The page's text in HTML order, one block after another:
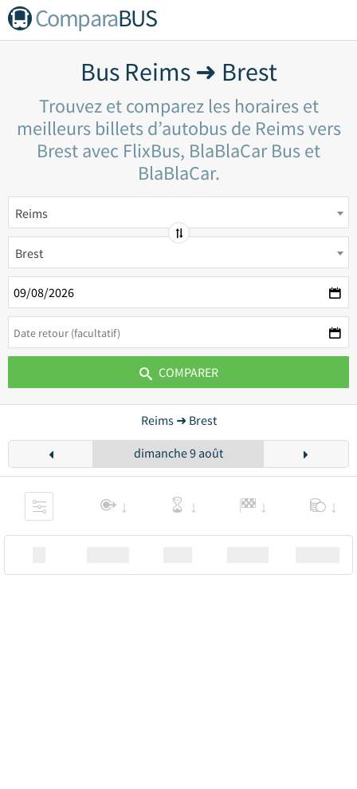
ComparaBUS
Bus Reims ➜ Brest
Trouvez et comparez les horaires et
meilleurs billets d’autobus de Reims vers
Brest avec FlixBus, BlaBlaCar Bus et
BlaBlaCar.
Reims
Brest
COMPARER
Reims ➜ Brest
dimanche 9 août